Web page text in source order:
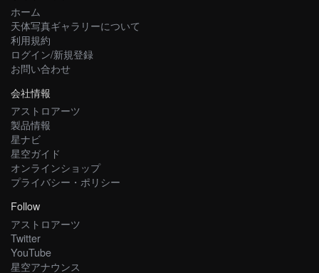
ホーム
天体写真ギャラリーについて
利用規約
ログイン/新規登録
お問い合わせ
会社情報
アストロアーツ
製品情報
星ナビ
星空ガイド
オンラインショップ
プライバシー・ポリシー
Follow
アストロアーツ
Twitter
YouTube
星空アナウンス